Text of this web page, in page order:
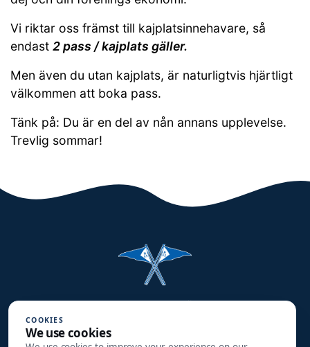
Vi riktar oss främst till kajplatsinnehavare, så
endast 2 pass / kajplats gäller.
Men även du utan kajplats, är naturligtvis hjärtligt
välkommen att boka pass.
Tänk på: Du är en del av nån annans upplevelse.
Trevlig sommar!
Halmstads Segelsällskap
302 90 HALMSTAD
COOKIES
We use cookies